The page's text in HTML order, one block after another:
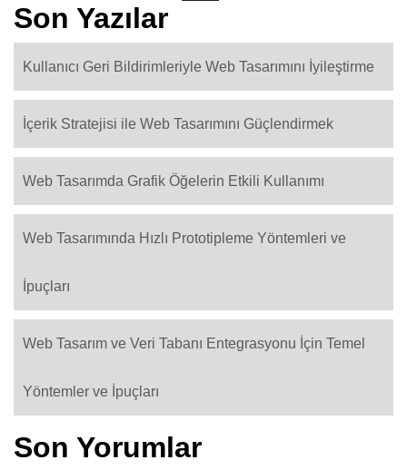
Son Yazılar
Kullanıcı Geri Bildirimleriyle Web Tasarımını İyileştirme
İçerik Stratejisi ile Web Tasarımını Güçlendirmek
Web Tasarımda Grafik Öğelerin Etkili Kullanımı
Web Tasarımında Hızlı Prototipleme Yöntemleri ve
İpuçları
Web Tasarım ve Veri Tabanı Entegrasyonu İçin Temel
Yöntemler ve İpuçları
Son Yorumlar